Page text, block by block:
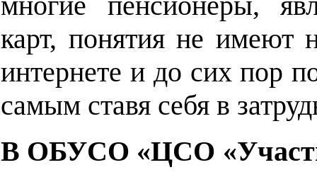
карт, понятия не имеют
интернете и до сих пор
самым ставя себя в
В ОБУСО «ЦСО